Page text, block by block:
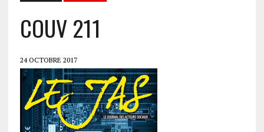
COUV 211
24 OCTOBRE 2017